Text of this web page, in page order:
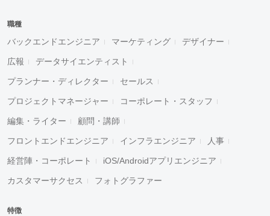
職種
バックエンドエンジニア マーケティング デザイナー
広報 データサイエンティスト
プランナー・ディレクター セールス
プロジェクトマネージャー コーポレート・スタッフ
編集・ライター 顧問・講師
フロントエンドエンジニア インフラエンジニア 人事
経営陣・コーポレート iOS/Androidアプリエンジニア
カスタマーサクセス フォトグラファー
特徴